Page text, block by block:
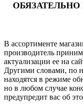
В ассортименте
производитель
актуализации ее на
Другими словами, по
находятся в режиме
но в любом случае
предупредит вас об